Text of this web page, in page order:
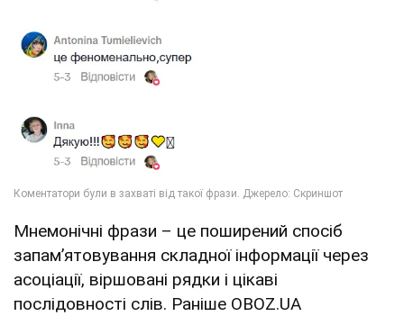
Мнемонічні фрази – це поширений спосіб
запам’ятовування складної інформації через
асоціації, віршовані рядки і цікаві
послідовності слів. Раніше OBOZ.UA